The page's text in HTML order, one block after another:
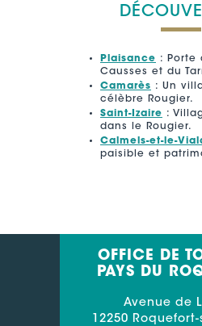
Plaisance : Porte
Causses et du
Camarès : Un
célèbre Rougier.
Saint-Izaire :
dans le Rougier.
Calmels-et-le-
paisible et
OFFICE DE
PAYS DU
Avenue de
12250